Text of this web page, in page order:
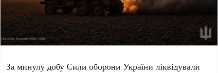
За минулу добу Сили оборони України ліквідували